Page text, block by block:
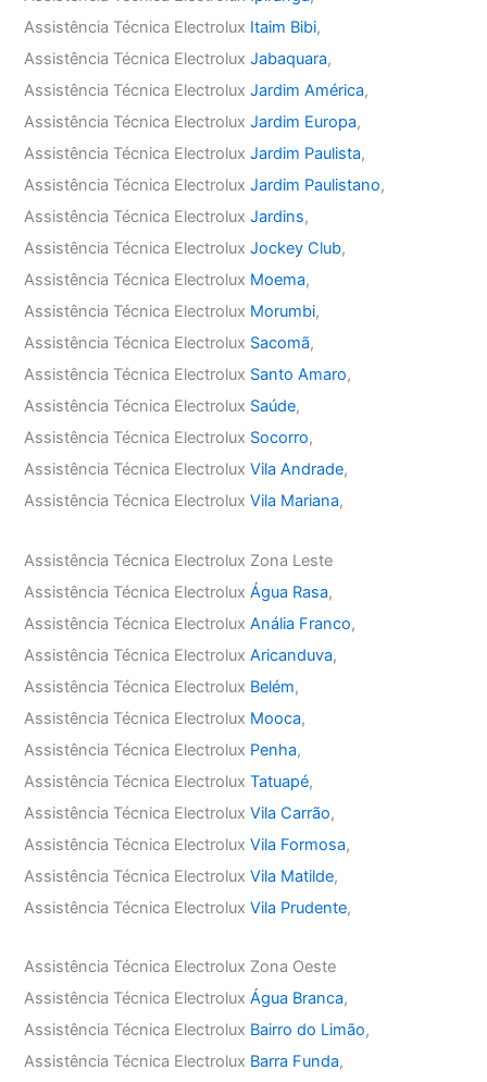
Assistência Técnica Electrolux Itaim Bibi,
Assistência Técnica ElectroluxJabaquara,
Assistência Técnica ElectroluxJardim América,
Assistência Técnica ElectroluxJardim Europa,
Assistência Técnica ElectroluxJardim Paulista,
Assistência Técnica ElectroluxJardim Paulistano,
Assistência Técnica ElectroluxJardins,
Assistência Técnica ElectroluxJockey Club,
Assistência Técnica Electrolux Moema,
Assistência Técnica Electrolux Morumbi,
Assistência Técnica Electrolux Sacomã,
Assistência Técnica Electrolux Santo Amaro,
Assistência Técnica Electrolux Saúde,
Assistência Técnica Electrolux Socorro,
Assistência Técnica ElectroluxVila Andrade,
Assistência Técnica ElectroluxVila Mariana,
Assistência Técnica Electrolux Zona Leste
Assistência Técnica ElectroluxÁgua Rasa,
Assistência Técnica ElectroluxAnália Franco,
Assistência Técnica ElectroluxAricanduva,
Assistência Técnica Electrolux Belém,
Assistência Técnica Electrolux Mooca,
Assistência Técnica Electrolux Penha,
Assistência Técnica ElectroluxTatuapé,
Assistência Técnica ElectroluxVila Carrão,
Assistência Técnica ElectroluxVila Formosa,
Assistência Técnica ElectroluxVila Matilde,
Assistência Técnica ElectroluxVila Prudente,
Assistência Técnica Electrolux Zona Oeste
Assistência Técnica ElectroluxÁgua Branca,
Assistência Técnica Electrolux Bairro do Limão,
Assistência Técnica Electrolux Barra Funda,